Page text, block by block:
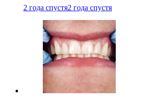
2 года спустя2 года спустя